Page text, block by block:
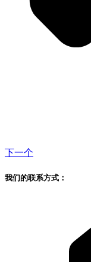
下一个
我们的联系方式：